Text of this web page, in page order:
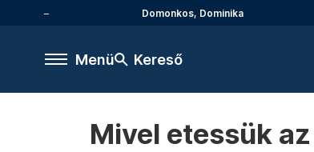
Domonkos, Dominika
Menü Kereső
Mivel etessük